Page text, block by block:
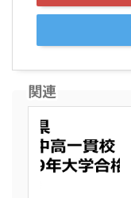
関連